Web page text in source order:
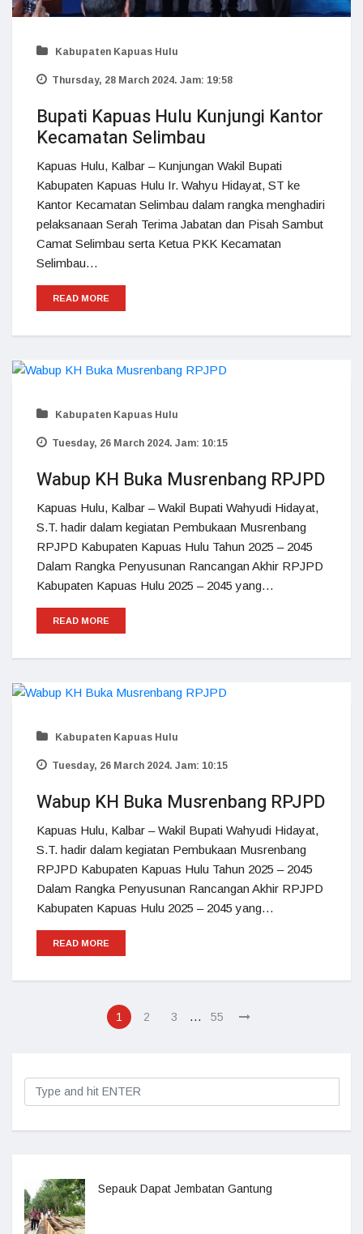
Kabupaten Kapuas Hulu
Thursday, 28 March 2024. Jam: 19:58
Bupati Kapuas Hulu Kunjungi Kantor
Kecamatan Selimbau
Kapuas Hulu, Kalbar – Kunjungan Wakil Bupati
Kabupaten Kapuas Hulu Ir. Wahyu Hidayat, ST ke
Kantor Kecamatan Selimbau dalam rangka menghadiri
pelaksanaan Serah Terima Jabatan dan Pisah Sambut
Camat Selimbau serta Ketua PKK Kecamatan
Selimbau…
READ MORE
Kabupaten Kapuas Hulu
Tuesday, 26 March 2024. Jam: 10:15
Wabup KH Buka Musrenbang RPJPD
Kapuas Hulu, Kalbar – Wakil Bupati Wahyudi Hidayat,
S.T. hadir dalam kegiatan Pembukaan Musrenbang
RPJPD Kabupaten Kapuas Hulu Tahun 2025 – 2045
Dalam Rangka Penyusunan Rancangan Akhir RPJPD
Kabupaten Kapuas Hulu 2025 – 2045 yang…
READ MORE
Kabupaten Kapuas Hulu
Tuesday, 26 March 2024. Jam: 10:15
Wabup KH Buka Musrenbang RPJPD
Kapuas Hulu, Kalbar – Wakil Bupati Wahyudi Hidayat,
S.T. hadir dalam kegiatan Pembukaan Musrenbang
RPJPD Kabupaten Kapuas Hulu Tahun 2025 – 2045
Dalam Rangka Penyusunan Rancangan Akhir RPJPD
Kabupaten Kapuas Hulu 2025 – 2045 yang…
READ MORE
1 2 3 … 55
Sepauk Dapat Jembatan Gantung